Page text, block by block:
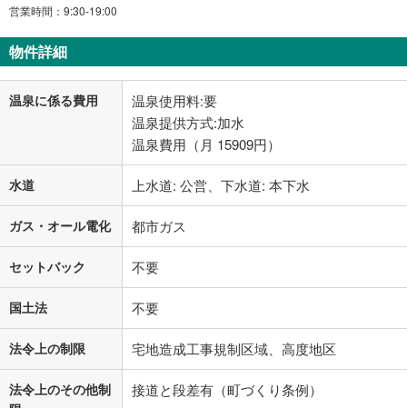
営業時間：9:30-19:00
物件詳細
温泉に係る費用
温泉使用料:要
温泉提供方式:加水
温泉費用（月 15909円）
水道 上水道: 公営、下水道: 本下水
ガス・オール電化 都市ガス
セットバック 不要
国土法 不要
法令上の制限 宅地造成工事規制区域、高度地区
法令上のその他制
接道と段差有（町づくり条例）